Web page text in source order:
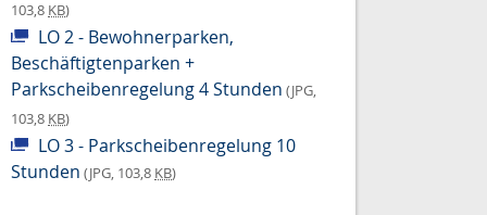
103,8 KB)
LO 2 - Bewohnerparken,
Beschäftigtenparken +
Parkscheibenregelung 4 Stunden (JPG,
103,8 KB)
LO 3 - Parkscheibenregelung 10
Stunden (JPG, 103,8 KB)